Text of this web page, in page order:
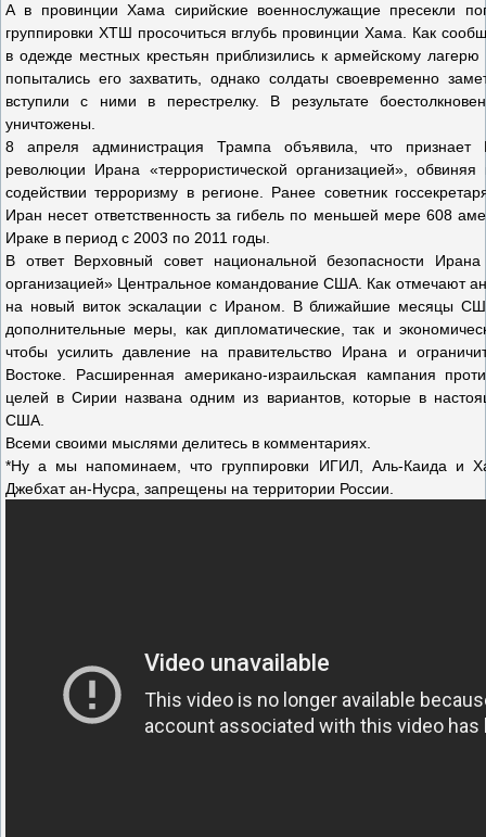
А в провинции Хама сирийские военнослужащие пресекли
группировки ХТШ просочиться вглубь провинции Хама. Как
в одежде местных крестьян приблизились к армейскому
попытались его захватить, однако солдаты своевременно
вступили с ними в перестрелку. В результате
уничтожены.
8 апреля администрация Трампа объявила, что признает
революции Ирана «террористической организацией»,
содействии терроризму в регионе. Ранее советник
Иран несет ответственность за гибель по меньшей мере 608
Ираке в период с 2003 по 2011 годы.
В ответ Верховный совет национальной безопасности Ирана
организацией» Центральное командование США. Как отмечают
на новый виток эскалации с Ираном. В ближайшие месяцы
дополнительные меры, как дипломатические, так и
чтобы усилить давление на правительство Ирана и
Востоке. Расширенная американо-израильская кампания
целей в Сирии названа одним из вариантов, которые в
США.
Всеми своими мыслями делитесь в комментариях.
*Ну а мы напоминаем, что группировки ИГИЛ, Аль-Каида и
Джебхат ан-Нусра, запрещены на территории России.